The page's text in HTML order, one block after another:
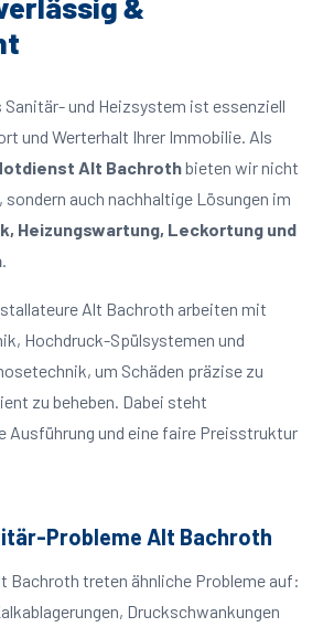
und Heizsystem ist essenziell
und Werterhalt Ihrer Immobilie. Als
Alt Bachrothbieten wir nicht
auch nachhaltige Lösungen im
Heizungswartung, Leckortung und
.
Alt Bachroth arbeiten mit
Hochdruck-Spülsystemen und
um Schäden präzise zu
zu beheben. Dabei steht
Ausführung und eine faire Preisstruktur
Probleme Alt Bachroth
Bachroth treten ähnliche Probleme auf:
Druckschwankungen